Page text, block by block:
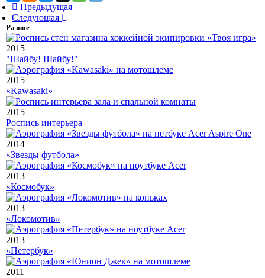
Предыдущая
Следующая
Разное
2015
"Шайбу! Шайбу!"
2015
«Kawasaki»
2015
Роспись интерьера
2014
«Звезды футбола»
2013
«Космобук»
2013
«Локомотив»
2013
«Петербук»
2011